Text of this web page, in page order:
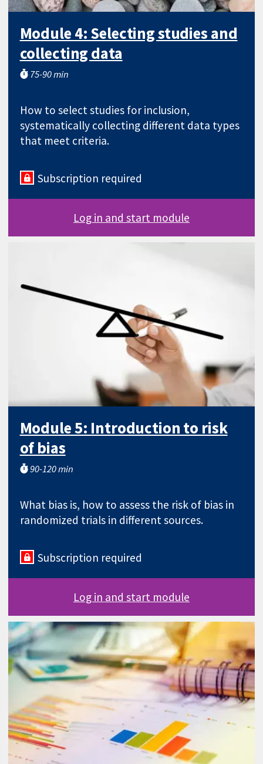
Module 4: Selecting studies and
collecting data
75-90 min
How to select studies for inclusion,
systematically collecting different data types
that meet criteria.
Subscription required
Log in and start module
Module 5: Introduction to risk
of bias
90-120 min
What bias is, how to assess the risk of bias in
randomized trials in different sources.
Subscription required
Log in and start module